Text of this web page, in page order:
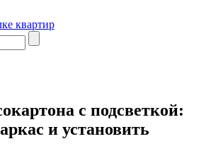
квартир
с подсветкой:
и установить